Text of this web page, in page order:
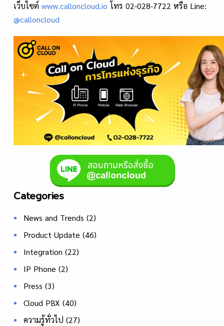
เว็บไซต์ www.calloncloud.io โทร 02-028-7722 หรือ Line:
@calloncloud
Categories
News and Trends (2)
Product Update (46)
Integration (22)
IP Phone (2)
Press (3)
Cloud PBX (40)
ความรู้ทั่วไป (27)